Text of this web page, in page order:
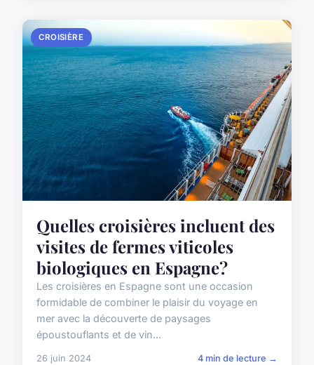
CROISIÈRE
Quelles croisières incluent des
visites de fermes viticoles
biologiques en Espagne?
Les croisières en Espagne sont une occasion
formidable de combiner le plaisir du voyage en
mer avec la découverte de paysages
époustouflants et de vin...
26 juin 2024 4 min de lecture →